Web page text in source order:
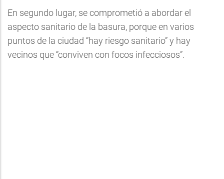
En segundo lugar, se comprometió a abordar el
aspecto sanitario de la basura, porque en varios
puntos de la ciudad “hay riesgo sanitario” y hay
vecinos que “conviven con focos infecciosos”.